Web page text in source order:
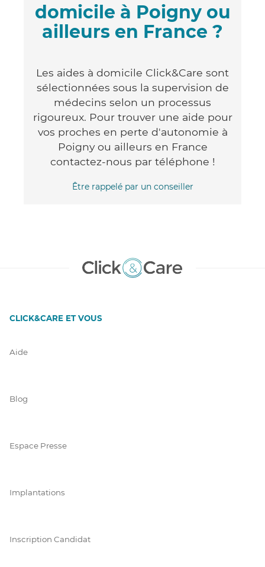
domicile à Poigny ou
ailleurs en France ?
Les aides à domicile Click&Care sont
sélectionnées sous la supervision de
médecins selon un processus
rigoureux. Pour trouver une aide pour
vos proches en perte d'autonomie à
Poigny ou ailleurs en France
contactez-nous par téléphone !
Être rappelé par un conseiller
CLICK&CARE ET VOUS
Aide
Blog
Espace Presse
Implantations
Inscription Candidat